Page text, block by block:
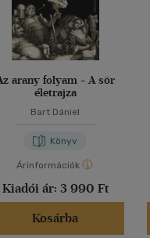
arany folyam - A sör
életrajza
Bart Dániel
Könyv
Árinformációk
Kiadói ár: 3 990 Ft
Kosárba